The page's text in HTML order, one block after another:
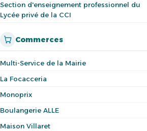
Section d'enseignement professionnel du
Lycée privé de la CCI
Commerces
Multi-Service de la Mairie
La Focacceria
Monoprix
Boulangerie ALLE
Maison Villaret